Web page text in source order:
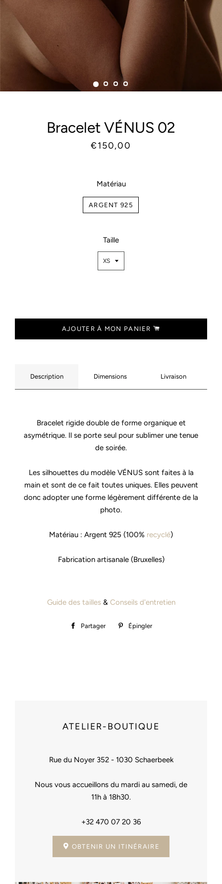
Bracelet VÉNUS 02
Prix
Prix
€150,00
Matériau
ARGENT 925
Taille
AJOUTER À MON PANIER
Description Dimensions Livraison
Bracelet rigide double de forme organique et
asymétrique. Il se porte seul pour sublimer une tenue
de soirée.
Les silhouettes du modèle VÉNUS sont faites à la
main et sont de ce fait toutes uniques. Elles peuvent
donc adopter une forme légèrement différente de la
photo.
Matériau : Argent 925 (100% recyclé)
Fabrication artisanale (Bruxelles)
Guide des tailles& Conseils d'entretien
Partager
PartagerÉpingler
ATELIER-BOUTIQUE
Rue du Noyer 352 - 1030 Schaerbeek
Nous vous accueillons du mardi au samedi, de
11h à 18h30.
+32 470 07 20 36
OBTENIR UN ITINÉRAIRE